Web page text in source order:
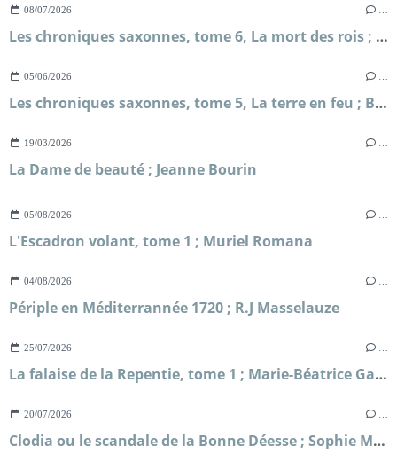
08/07/2026
Les chroniques saxonnes, tome 6, La mort des rois ; Bernard Cornwell
05/06/2026
Les chroniques saxonnes, tome 5, La terre en feu ; Bernard Cornwell
19/03/2026
La Dame de beauté ; Jeanne Bourin
05/08/2026
L'Escadron volant, tome 1 ; Muriel Romana
04/08/2026
Périple en Méditerrannée 1720 ; R.J Masselauze
25/07/2026
La falaise de la Repentie, tome 1 ; Marie-Béatrice Gauvin
20/07/2026
Clodia ou le scandale de la Bonne Déesse ; Sophie Malick-Prunier